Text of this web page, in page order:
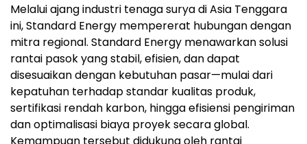
Melalui ajang industri tenaga surya di Asia Tenggara
ini, Standard Energy mempererat hubungan dengan
mitra regional. Standard Energy menawarkan solusi
rantai pasok yang stabil, efisien, dan dapat
disesuaikan dengan kebutuhan pasar—mulai dari
kepatuhan terhadap standar kualitas produk,
sertifikasi rendah karbon, hingga efisiensi pengiriman
dan optimalisasi biaya proyek secara global.
Kemampuan tersebut didukung oleh rantai